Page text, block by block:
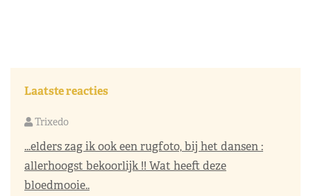
Laatste reacties
Trixedo
...elders zag ik ook een rugfoto, bij het dansen :
allerhoogst bekoorlijk !! Wat heeft deze
bloedmooie..